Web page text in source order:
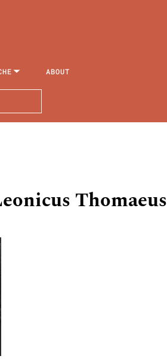
ABOUT
Thomaeus